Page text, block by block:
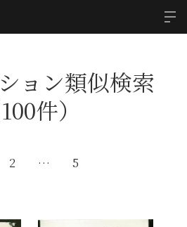
ョン類似検索
100件）
2 … 5